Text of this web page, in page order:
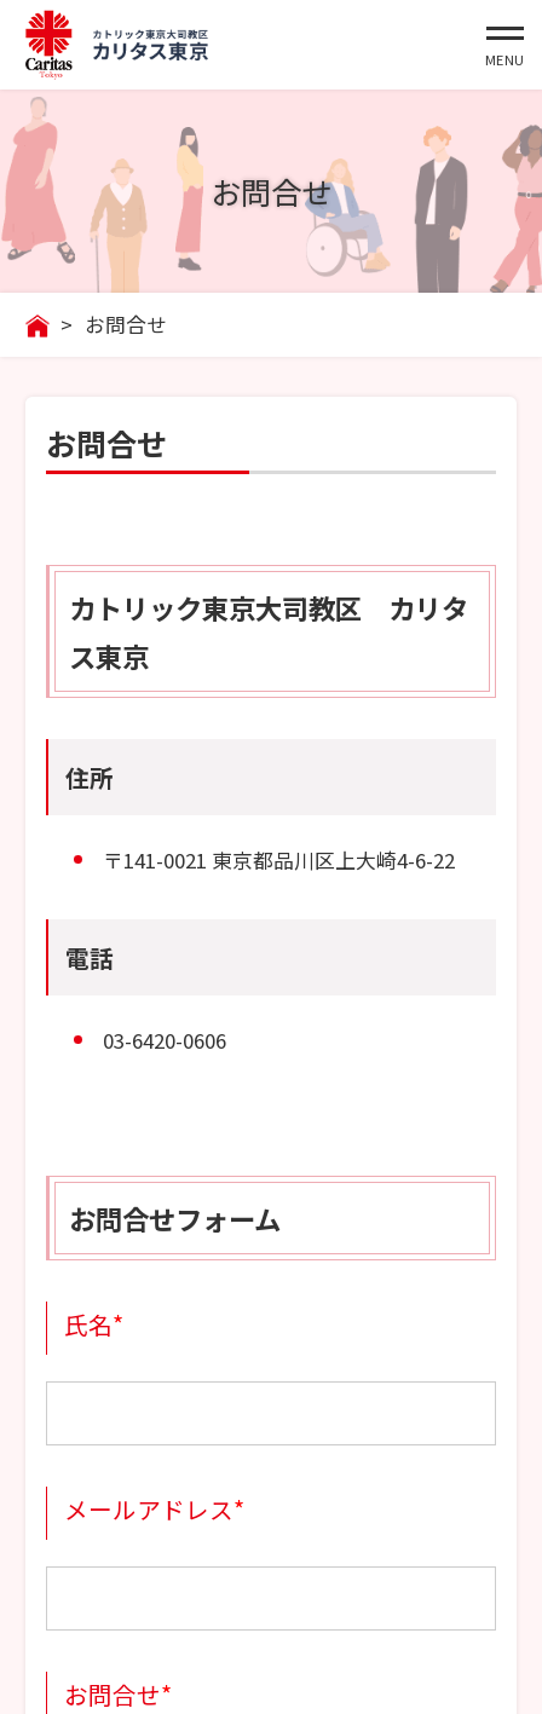
お問合せ
> お問合せ
お問合せ
カトリック東京大司教区 カリタ
ス東京
住所
〒141-0021 東京都品川区上大崎4-6-22
電話
03-6420-0606
お問合せフォーム
氏名*
メールアドレス*
お問合せ*